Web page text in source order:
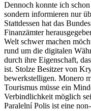
Dennoch konnte ich
sondern informieren nur
Stattdessen hat das
Finanzämter
Welt schwer machen
rund um die digitalen
durch ihre Eigenschaft,
ist. Stolze Besitzer von
bewerkstelligen. Monero
Tourismus müsse ein
Verbindlichkeit möglich
Paralelní Polis ist eine